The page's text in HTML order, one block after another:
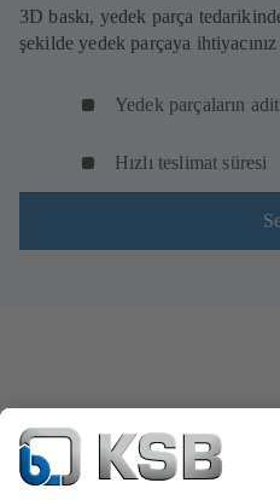
3D baskı, yedek parça
şekilde yedek parçaya
Yedek parçaların
Hızlı teslimat süresi